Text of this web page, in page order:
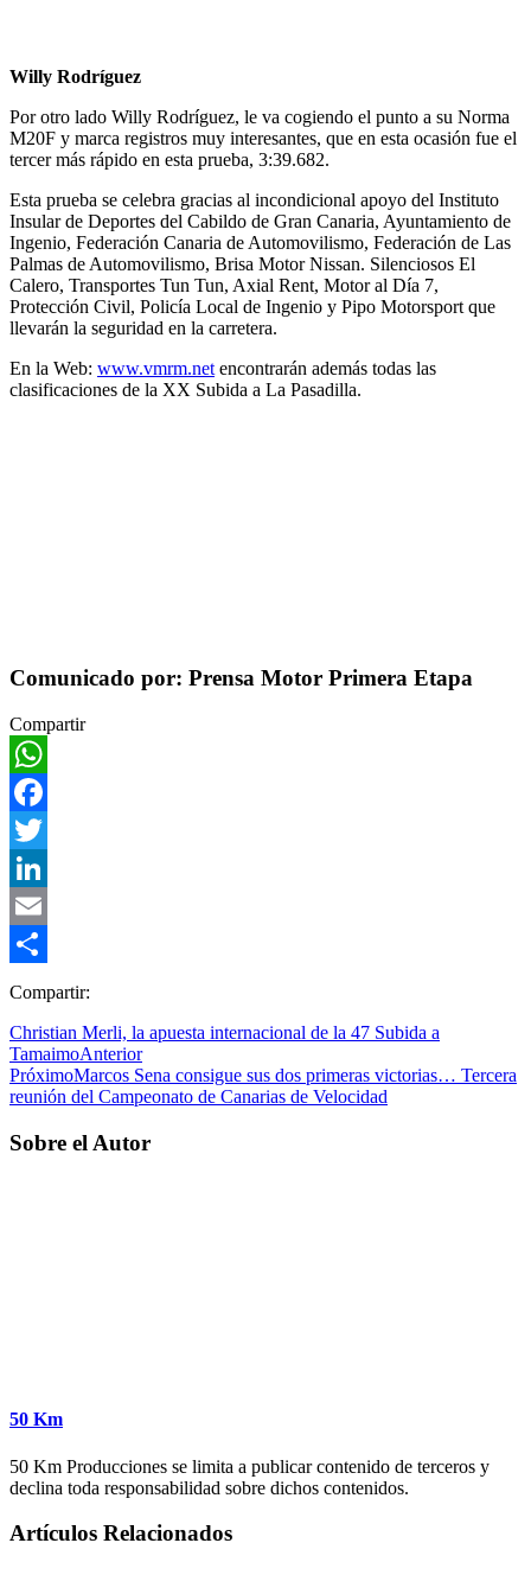
Willy Rodríguez
Por otro lado Willy Rodríguez, le va cogiendo el punto a su Norma
M20F y marca registros muy interesantes, que en esta ocasión fue el
tercer más rápido en esta prueba, 3:39.682.
Esta prueba se celebra gracias al incondicional apoyo del Instituto
Insular de Deportes del Cabildo de Gran Canaria, Ayuntamiento de
Ingenio, Federación Canaria de Automovilismo, Federación de Las
Palmas de Automovilismo, Brisa Motor Nissan. Silenciosos El
Calero, Transportes Tun Tun, Axial Rent, Motor al Día 7,
Protección Civil, Policía Local de Ingenio y Pipo Motorsport que
llevarán la seguridad en la carretera.
En la Web: www.vmrm.net encontrarán además todas las
clasificaciones de la XX Subida a La Pasadilla.
Comunicado por: Prensa Motor Primera Etapa
Compartir
WhatsApp
Facebook
Twitter
LinkedIn
Email
Compartir
Compartir:
Christian Merli, la apuesta internacional de la 47 Subida a
TamaimoAnterior
PróximoMarcos Sena consigue sus dos primeras victorias… Tercera
reunión del Campeonato de Canarias de Velocidad
Sobre el Autor
50 Km
50 Km Producciones se limita a publicar contenido de terceros y
declina toda responsabilidad sobre dichos contenidos.
Artículos Relacionados